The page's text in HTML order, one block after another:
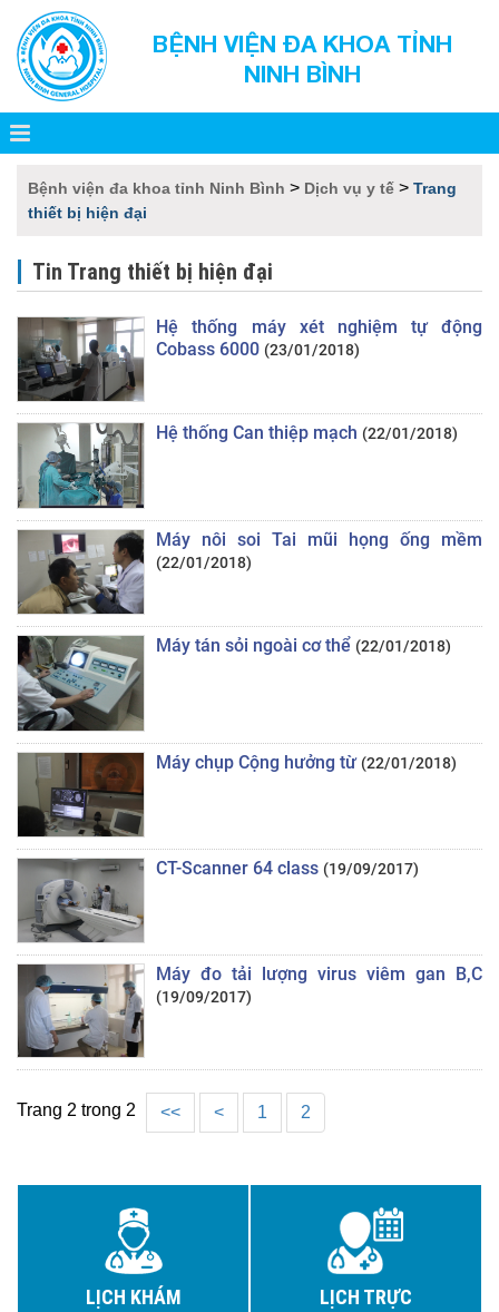
BỆNH VIỆN ĐA KHOA TỈNH
NINH BÌNH
Bệnh viện đa khoa tỉnh Ninh Bình > Dịch vụ y tế > Trang
thiết bị hiện đại
Tin Trang thiết bị hiện đại
Hệ thống máy xét nghiệm tự động
Cobass 6000 (23/01/2018)
Hệ thống Can thiệp mạch (22/01/2018)
Máy nôi soi Tai mũi họng ống mềm
(22/01/2018)
Máy tán sỏi ngoài cơ thể (22/01/2018)
Máy chụp Cộng hưởng từ (22/01/2018)
CT-Scanner 64 class (19/09/2017)
Máy đo tải lượng virus viêm gan B,C
(19/09/2017)
Trang 2 trong 2 << < 1 2
LỊCH KHÁM LỊCH TRỰC